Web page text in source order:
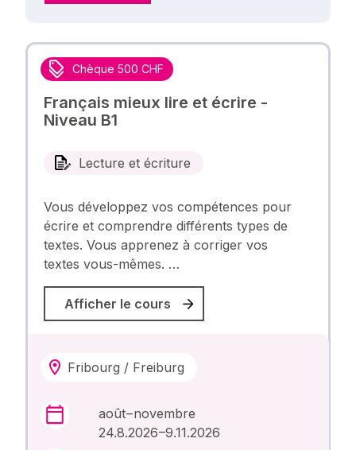
Chèque 500 CHF
Français mieux lire et écrire -
Niveau B1
Lecture et écriture
Vous développez vos compétences pour
écrire et comprendre différents types de
textes. Vous apprenez à corriger vos
textes vous-mêmes. …
Afficher le cours
Fribourg / Freiburg
août – novembre
24.8.2026 –9.11.2026